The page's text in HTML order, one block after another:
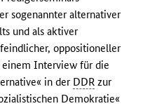
sogenannter alternativer
und als aktiver
oppositioneller
Interview für die
in der DDR zur
Demokratie«